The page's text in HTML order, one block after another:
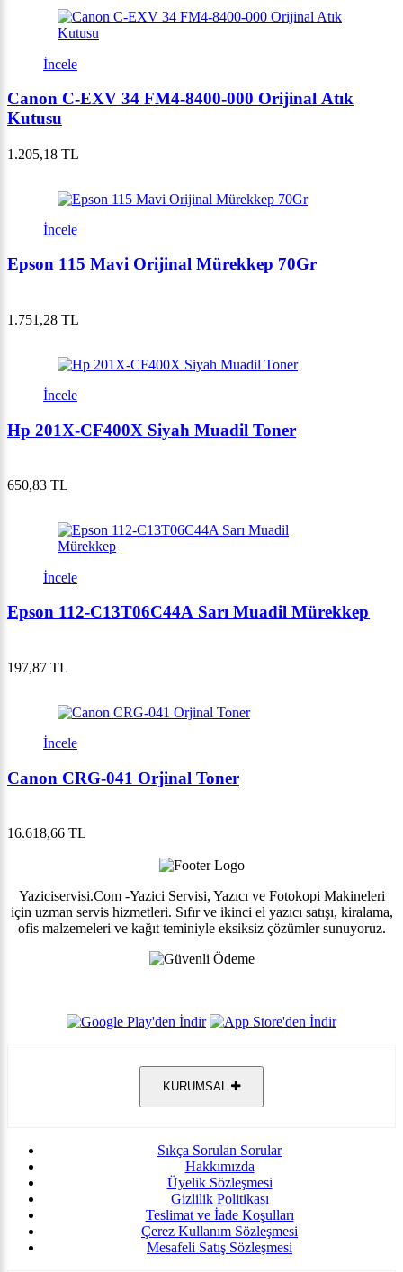
İncele
Canon C-EXV 34 FM4-8400-000 Orijinal Atık
Kutusu
1.205,18 TL
İncele
Epson 115 Mavi Orijinal Mürekkep 70Gr
1.751,28 TL
İncele
Hp 201X-CF400X Siyah Muadil Toner
650,83 TL
İncele
Epson 112-C13T06C44A Sarı Muadil Mürekkep
197,87 TL
İncele
Canon CRG-041 Orjinal Toner
16.618,66 TL
Yaziciservisi.Com -Yazici Servisi, Yazıcı ve Fotokopi Makineleri
için uzman servis hizmetleri. Sıfır ve ikinci el yazıcı satışı, kiralama,
ofis malzemeleri ve kağıt teminiyle eksiksiz çözümler sunuyoruz.
KURUMSAL
Sıkça Sorulan Sorular
Hakkımızda
Üyelik Sözleşmesi
Gizlilik Politikası
Teslimat ve İade Koşulları
Çerez Kullanım Sözleşmesi
Mesafeli Satış Sözleşmesi